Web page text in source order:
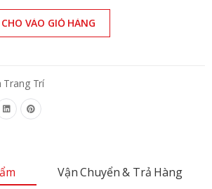
CHO VÀO GIỎ HÀNG
Trang Trí
Vận Chuyển & Trả Hàng